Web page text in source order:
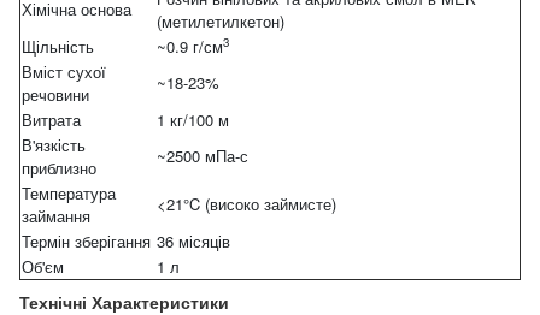
Технічні Характеристики
Хімічна основа
(метилетилкетон)
Щільність
~0.9 г/см3
Вміст сухої
речовини
~18-23%
Витрата
1 кг/100 м
В'язкість
приблизно
~2500 мПа-с
Температура
займання
<21°C (високо займисте)
Термін зберігання 36 місяців
Об'єм
1 л